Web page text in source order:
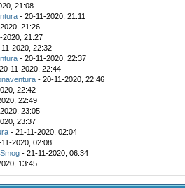
21:08
- 20-11-2020, 21:11
21:26
2020, 21:27
2020, 22:32
- 20-11-2020, 22:37
11-2020, 22:44
- 20-11-2020, 22:46
22:42
22:49
23:05
23:37
- 21-11-2020, 02:04
2020, 02:08
- 21-11-2020, 06:34
13:45